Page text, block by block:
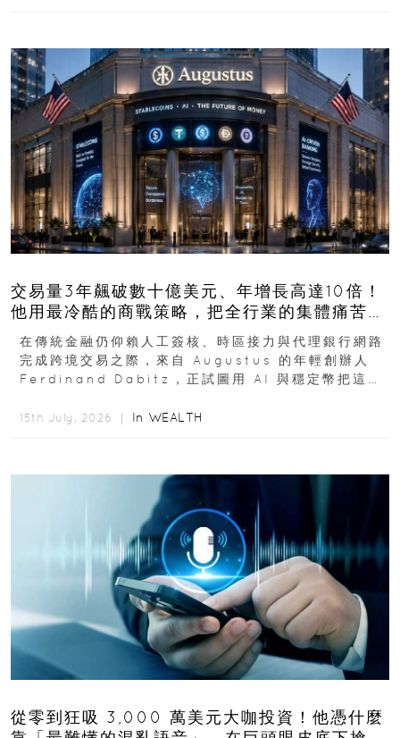
交易量3年飆破數十億美元、年增長高達10倍！
他用最冷酷的商戰策略，把全行業的集體痛苦榨
成百億金庫
在傳統金融仍仰賴人工簽核、時區接力與代理銀行網路
完成跨境交易之際，來自 Augustus 的年輕創辦人
Ferdinand Dabitz，正試圖用 AI 與穩定幣把這套
15th July, 2026 ｜ In WEALTH
從零到狂吸 3,000 萬美元大咖投資！他憑什麼